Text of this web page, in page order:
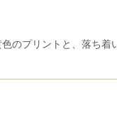
のプリントと、落ち着